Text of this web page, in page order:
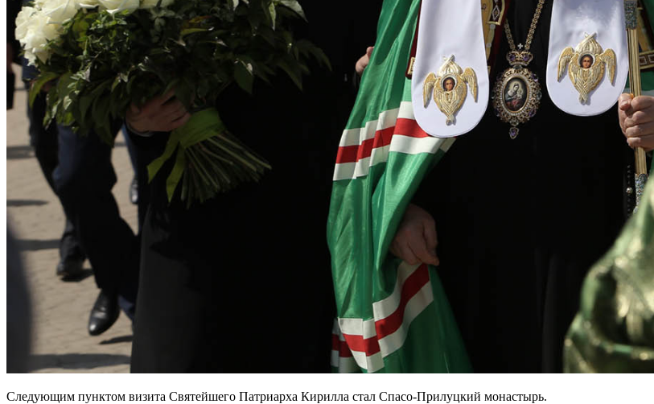
Следующим пунктом визита Святейшего Патриарха Кирилла стал Спасо-Прилуцкий монастырь.